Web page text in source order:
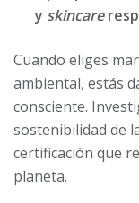
y skincare
Cuando eliges
ambiental, estás
consciente.
sostenibilidad de
certificación que
planeta.